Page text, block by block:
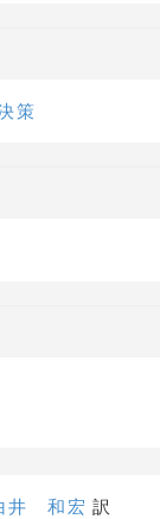
策
井 和宏 訳